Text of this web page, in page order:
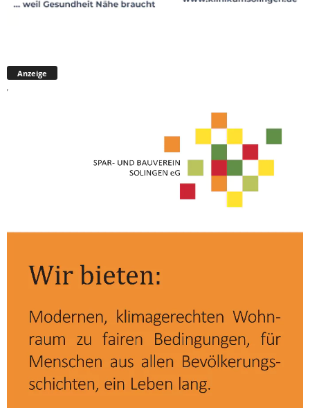
Anzeige